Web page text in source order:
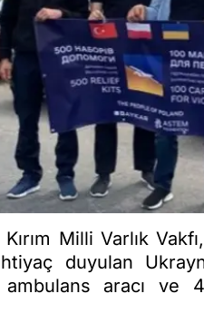
Milli Varlık
duyulan
aracı ve